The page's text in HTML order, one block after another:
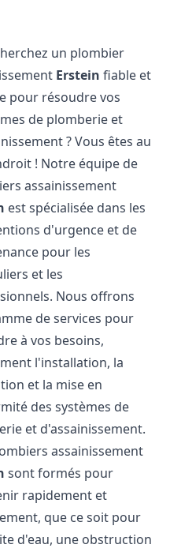
un plombier
Erstein fiable et
pour résoudre vos
de plomberie et
? Vous êtes au
! Notre équipe de
assainissement
est spécialisée dans les
d'urgence et de
pour les
et les
Nous offrons
de services pour
à vos besoins,
l'installation, la
et la mise en
des systèmes de
et d'assainissement.
assainissement
sont formés pour
rapidement et
que ce soit pour
d'eau, une obstruction